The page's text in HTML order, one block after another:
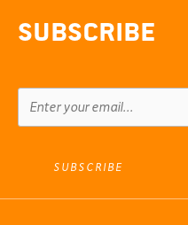
Subscribe
SUBSCRIBE